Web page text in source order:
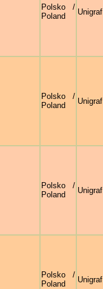
Polsko /
Poland
Unigraf
Polsko /
Poland
Unigraf
Polsko /
Poland
Unigraf
Polsko /
Poland
Unigraf